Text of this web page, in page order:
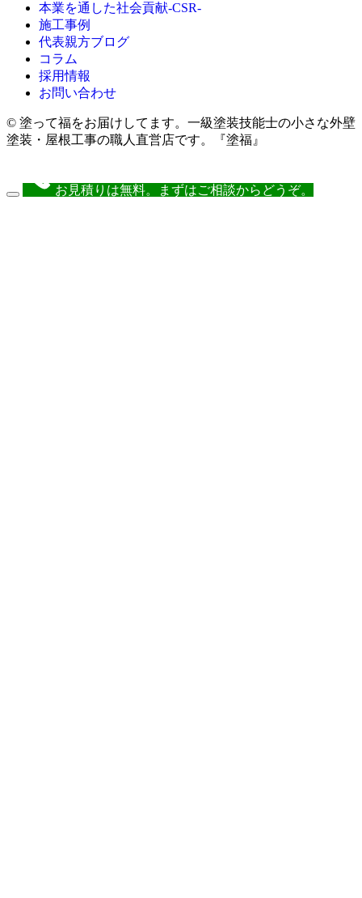
本業を通した社会貢献-CSR-
施工事例
代表親方ブログ
コラム
採用情報
お問い合わせ
© 塗って福をお届けしてます。一級塗装技能士の小さな外壁
塗装・屋根工事の職人直営店です。『塗福』
お見積りは無料。まずはご相談からどうぞ。